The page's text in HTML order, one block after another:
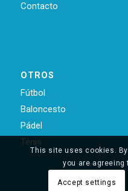
Contacto
OTROS
Fútbol
Baloncesto
Pádel
Ténis
This site uses cookies.
you are agreeing
Accept settings